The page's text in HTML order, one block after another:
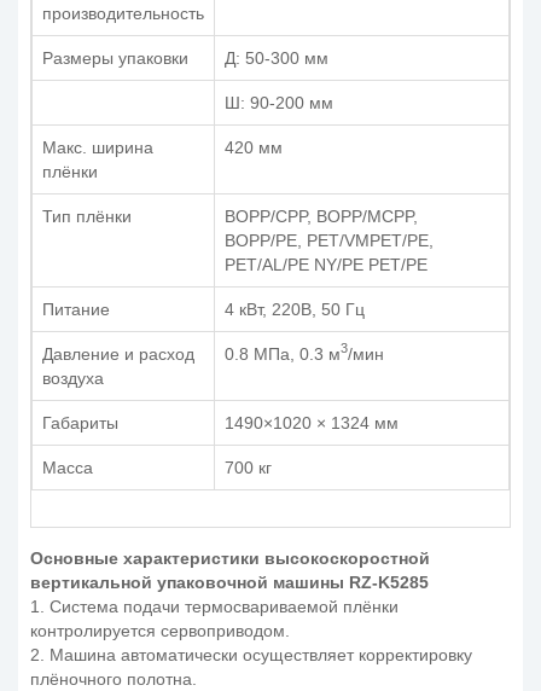
производительность
Размеры упаковки Д: 50-300 мм
Ш: 90-200 мм
Макс. ширина
плёнки
420 мм
Тип плёнки
BOPP/CPP, BOPP/MCPP,
BOPP/PE, PET/VMPET/PE,
PET/AL/PE NY/PE PET/PE
Питание 4 кВт, 220В, 50 Гц
Давление и расход
воздуха
0.8 MПa, 0.3 м3/мин
Габариты 1490×1020 × 1324 мм
Масса 700 кг
Основные характеристики высокоскоростной
вертикальной упаковочной машины RZ-K5285
1. Система подачи термосвариваемой плёнки
контролируется сервоприводом.
2. Машина автоматически осуществляет корректировку
плёночного полотна.